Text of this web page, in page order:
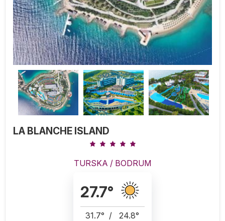
LA BLANCHE ISLAND
TURSKA / BODRUM
27.7°
31.7° / 24.8°